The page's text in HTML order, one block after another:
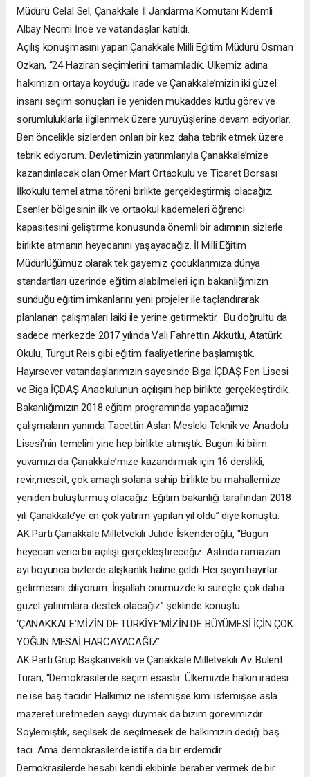
Müdürü Celal Sel, Çanakkale İl Jandarma Komutanı Kıdemli
Albay Necmi İnce ve vatandaşlar katıldı.
Açılış konuşmasını yapan Çanakkale Milli Eğitim Müdürü Osman
Özkan, “24 Haziran seçimlerini tamamladık. Ülkemiz adına
halkımızın ortaya koyduğu irade ve Çanakkale’mizin iki güzel
insanı seçim sonuçları ile yeniden mukaddes kutlu görev ve
sorumluluklarla ilgilenmek üzere yürüyüşlerine devam ediyorlar.
Ben öncelikle sizlerden onları bir kez daha tebrik etmek üzere
tebrik ediyorum. Devletimizin yatırımlarıyla Çanakkale’mize
kazandırılacak olan Ömer Mart Ortaokulu ve Ticaret Borsası
İlkokulu temel atma töreni birlikte gerçekleştirmiş olacağız.
Esenler bölgesinin ilk ve ortaokul kademeleri öğrenci
kapasitesini geliştirme konusunda önemli bir adımının sizlerle
birlikte atmanın heyecanını yaşayacağız. İl Milli Eğitim
Müdürlüğümüz olarak tek gayemiz çocuklarımıza dünya
standartları üzerinde eğitim alabilmeleri için bakanlığımızın
sunduğu eğitim imkanlarını yeni projeler ile taçlandırarak
planlanan çalışmaları laiki ile yerine getirmektir. Bu doğrultu da
sadece merkezde 2017 yılında Vali Fahrettin Akkutlu, Atatürk
Okulu, Turgut Reis gibi eğitim faaliyetlerine başlamıştık.
Hayırsever vatandaşlarımızın sayesinde Biga İÇDAŞ Fen Lisesi
ve Biga İÇDAŞ Anaokulunun açılışını hep birlikte gerçekleştirdik.
Bakanlığımızın 2018 eğitim programında yapacağımız
çalışmaların yanında Tacettin Aslan Mesleki Teknik ve Anadolu
Lisesi’nin temelini yine hep birlikte atmıştık. Bugün iki bilim
yuvamızı da Çanakkale’mize kazandırmak için 16 derslikli,
revir,mescit, çok amaçlı solana sahip birlikte bu mahallemize
yeniden buluşturmuş olacağız. Eğitim bakanlığı tarafından 2018
yılı Çanakkale’ye en çok yatırım yapılan yıl oldu” diye konuştu.
AK Parti Çanakkale Milletvekili Jülide İskenderoğlu, “Bugün
heyecan verici bir açılışı gerçekleştireceğiz. Aslında ramazan
ayı boyunca bizlerde alışkanlık haline geldi. Her şeyin hayırlar
getirmesini diliyorum. İnşallah önümüzde ki süreçte çok daha
güzel yatırımlara destek olacağız” şeklinde konuştu.
‘ÇANAKKALE’MİZİN DE TÜRKİYE’MİZİN DE BÜYÜMESİ İÇİN ÇOK
YOĞUN MESAİ HARCAYACAĞIZ’
AK Parti Grup Başkanvekili ve Çanakkale Milletvekili Av. Bülent
Turan, “Demokrasilerde seçim esastır. Ülkemizde halkın iradesi
ne ise baş tacıdır. Halkımız ne istemişse kimi istemişse asla
mazeret üretmeden saygı duymak da bizim görevimizdir.
Söylemiştik, seçilsek de seçilmesek de halkımızın dediği baş
tacı. Ama demokrasilerde istifa da bir erdemdir.
Demokrasilerde hesabı kendi ekibinle beraber vermek de bir